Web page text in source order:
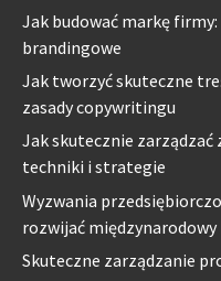
Jak budować markę
brandingowe
Jak tworzyć skuteczne
zasady copywritingu
Jak skutecznie
techniki i strategie
Wyzwania
rozwijać międzynarodowy
Skuteczne zarządzanie